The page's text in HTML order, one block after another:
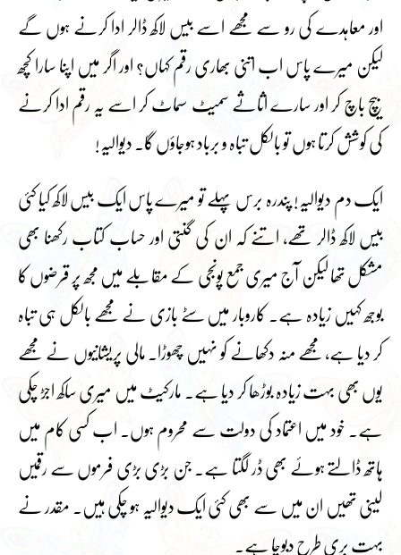
اور معاہدے کی رو سے مجھے اسے بیس لاکھ ڈالر ادا کرنے ہوں گے
لیکن میرے پاس اب اتنی بھاری رقم کہاں؟ اور اگر میں اپنا سارا کچھ
بیچ باچ کر اور سارے اثاثے سمیٹ سماٹ کر اسے یہ رقم ادا کرنے
کی کوشش کرتا ہوں تو بالکل تباہ و برباد ہوجاؤں گا۔ دیوالیہ!
ایک دم دیوالیہ! پندرہ برس پہلے تو میرے پاس ایک بیس لاکھ کیا کئی
بیس لاکھ ڈالر تھے، اتنے کہ ان کی گنتی اور حساب کتاب رکھنا بھی
مشکل تھا لیکن آج میری جمع پونجی کے مقابلے میں مجھ پر قرضوں کا
بوجھ کہیں زیادہ ہے۔ کاروبار میں سٹے بازی نے مجھے بالکل ہی تباہ
کر دیا ہے، مجھے منہ دکھانے کو نہیں چھوڑا۔ مالی پریشانیوں نے مجھے
یوں بھی بہت زیادہ بوڑھا کر دیا ہے۔ مارکیٹ میں میری ساکھ اجڑ چکی
ہے۔ خود میں اعتماد کی دولت سے محروم ہوں۔ اب کسی کام میں
ہاتھ ڈالتے ہوئے بھی ڈر لگتا ہے۔ جن بڑی بڑی فرموں سے رقمیں
لینی تھیں ان میں سے بھی کئی ایک دیوالیہ ہو چکی ہیں۔ مقدر نے
بہت بری طرح دبوچا ہے۔